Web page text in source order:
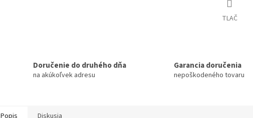
TLAČ
Doručenie do druhého dňa
na akúkoľvek adresu
Garancia doručenia
nepoškodeného tovaru